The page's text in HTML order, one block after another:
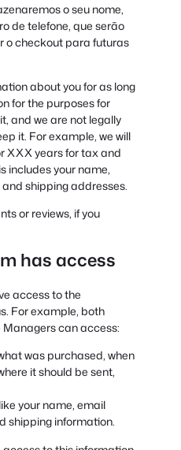
o seu nome,
de telefone, que serão
o checkout para futuras
about you for as long
for the purposes for
and we are not legally
it. For example, we will
XXX years for tax and
includes your name,
shipping addresses.
or reviews, if you
has access
access to the
For example, both
can access:
was purchased, when
it should be sent,
your name, email
shipping information.